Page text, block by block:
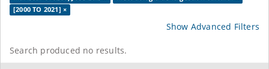
[2000 TO 2021] ×
Show Advanced Filters
Search produced no results.